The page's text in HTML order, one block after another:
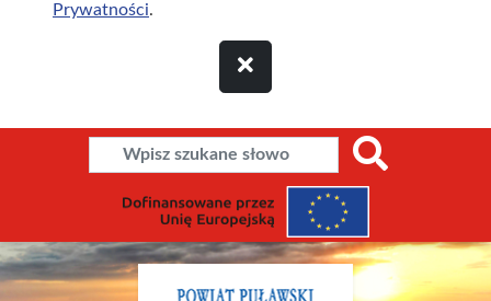
Prywatności.